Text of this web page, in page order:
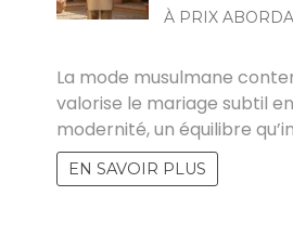
À PRIX
La mode musulmane
valorise le mariage subtil
modernité, un équilibre
EN SAVOIR PLUS